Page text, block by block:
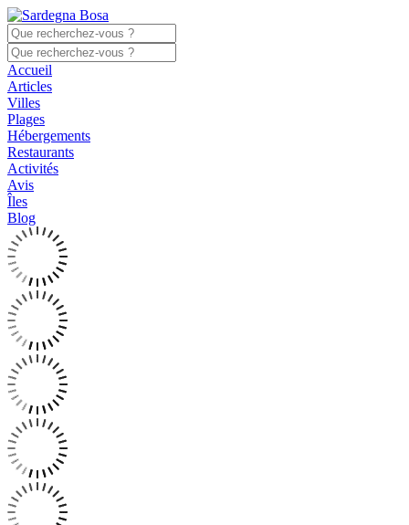
Accueil
Articles
Villes
Plages
Hébergements
Restaurants
Activités
Avis
Îles
Blog